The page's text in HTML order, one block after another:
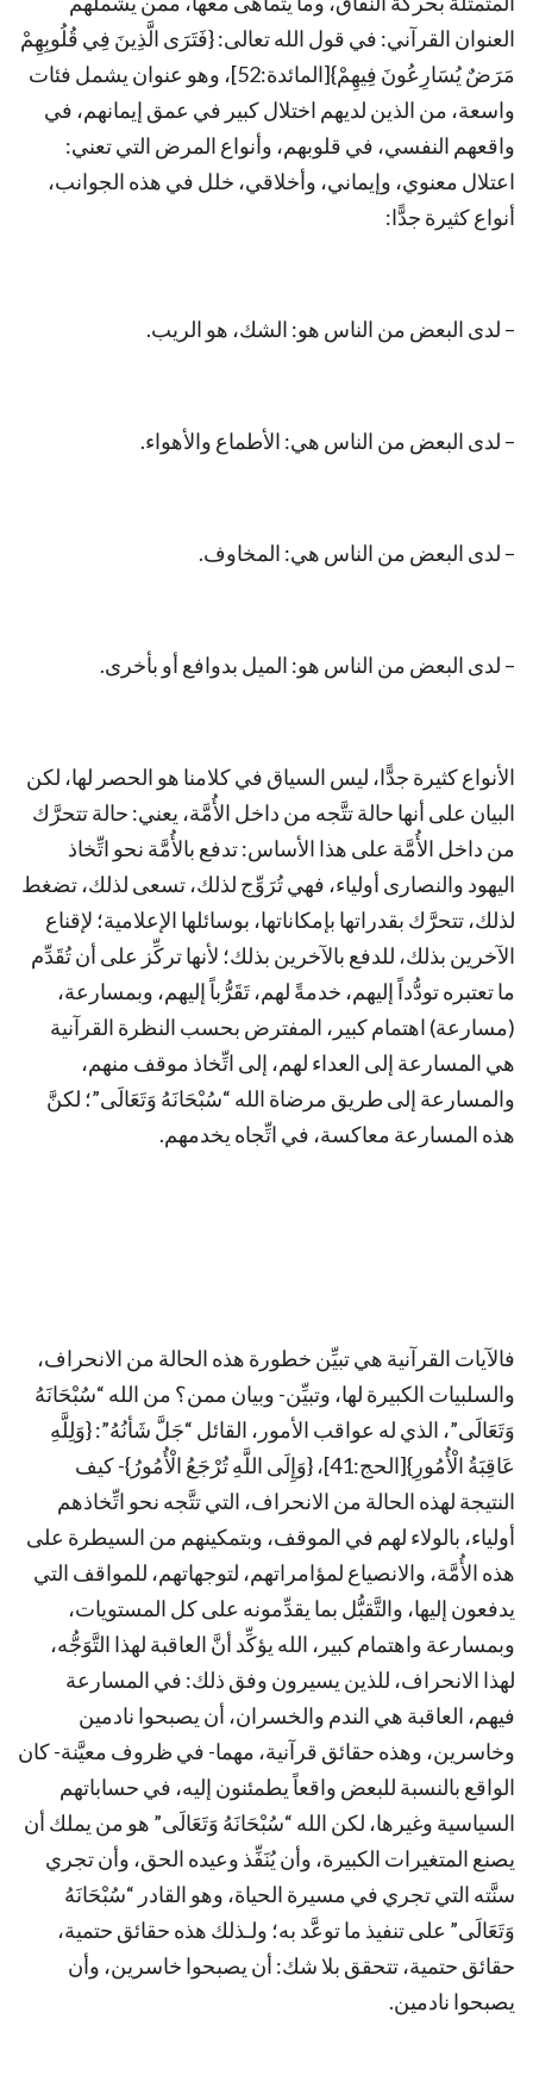
العنوان القرآني: في قول الله تعالى: {فَتَرَى الَّذِينَ فِي قُلُوبِهِمْ
مَرَضٌ يُسَارِعُونَ فِيهِمْ}[المائدة:52]، وهو عنوان يشمل فئات
واسعة، من الذين لديهم اختلال كبير في عمق إيمانهم، في
واقعهم النفسي، في قلوبهم، وأنواع المرض التي تعني:
اعتلال معنوي، وإيماني، وأخلاقي، خلل في هذه الجوانب،
أنواع كثيرة جدًّا:
– لدى البعض من الناس هو: الشك، هو الريب.
– لدى البعض من الناس هي: الأطماع والأهواء.
– لدى البعض من الناس هي: المخاوف.
– لدى البعض من الناس هو: الميل بدوافع أو بأخرى.
الأنواع كثيرة جدًّا، ليس السياق في كلامنا هو الحصر لها، لكن
البيان على أنها حالة تتَّجه من داخل الأُمَّة، يعني: حالة تتحرَّك
من داخل الأُمَّة على هذا الأساس: تدفع بالأُمَّة نحو اتِّخاذ
اليهود والنصارى أولياء، فهي تُرَوِّج لذلك، تسعى لذلك، تضغط
لذلك، تتحرَّك بقدراتها بإمكاناتها، بوسائلها الإعلامية؛ لإقناع
الآخرين بذلك، للدفع بالآخرين بذلك؛ لأنها تركِّز على أن تُقَدِّم
ما تعتبره تودُّداً إليهم، خدمةً لهم، تَقَرُّباً إليهم، وبمسارعة،
(مسارعة) اهتمام كبير، المفترض بحسب النظرة القرآنية
هي المسارعة إلى العداء لهم، إلى اتِّخاذ موقف منهم،
والمسارعة إلى طريق مرضاة الله “سُبْحَانَهُ وَتَعَالَى”؛ لكنَّ
هذه المسارعة معاكسة، في اتِّجاه يخدمهم.
فالآيات القرآنية هي تبيِّن خطورة هذه الحالة من الانحراف،
والسلبيات الكبيرة لها، وتبيِّن- وبيان ممن؟ من الله “سُبْحَانَهُ
وَتَعَالَى”، الذي له عواقب الأمور، القائل “جَلَّ شَأنُهُ”: {وَلِلَّهِ
عَاقِبَةُ الْأُمُورِ}[الحج:41]، {وَإِلَى اللَّهِ تُرْجَعُ الْأُمُورُ}- كيف
النتيجة لهذه الحالة من الانحراف، التي تتَّجه نحو اتِّخاذهم
أولياء، بالولاء لهم في الموقف، وبتمكينهم من السيطرة على
هذه الأُمَّة، والانصياع لمؤامراتهم، لتوجهاتهم، للمواقف التي
يدفعون إليها، والتَّقبُّل بما يقدِّمونه على كل المستويات،
وبمسارعة واهتمام كبير، الله يؤكِّد أنَّ العاقبة لهذا التَّوَجُّه،
لهذا الانحراف، للذين يسيرون وفق ذلك: في المسارعة
فيهم، العاقبة هي الندم والخسران، أن يصبحوا نادمين
وخاسرين، وهذه حقائق قرآنية، مهما- في ظروف معيَّنة- كان
الواقع بالنسبة للبعض واقعاً يطمئنون إليه، في حساباتهم
السياسية وغيرها، لكن الله “سُبْحَانَهُ وَتَعَالَى” هو من يملك أن
يصنع المتغيرات الكبيرة، وأن يُنَفِّذ وعيده الحق، وأن تجري
سنَّته التي تجري في مسيرة الحياة، وهو القادر “سُبْحَانَهُ
وَتَعَالَى” على تنفيذ ما توعَّد به؛ ولـذلك هذه حقائق حتمية،
حقائق حتمية، تتحقق بلا شك: أن يصبحوا خاسرين، وأن
يصبحوا نادمين.